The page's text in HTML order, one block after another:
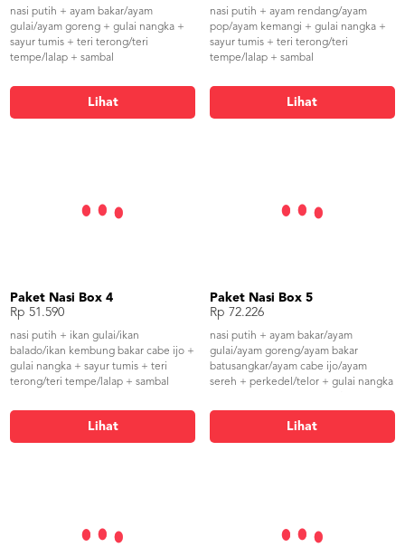
nasi putih + ayam bakar/ayam
gulai/ayam goreng + gulai nangka +
sayur tumis + teri terong/teri
tempe/lalap + sambal
Lihat
nasi putih + ayam rendang/ayam
pop/ayam kemangi + gulai nangka +
sayur tumis + teri terong/teri
tempe/lalap + sambal
Lihat
Paket Nasi Box 4
Rp 51.590
nasi putih + ikan gulai/ikan
balado/ikan kembung bakar cabe ijo +
gulai nangka + sayur tumis + teri
terong/teri tempe/lalap + sambal
Lihat
Paket Nasi Box 5
Rp 72.226
nasi putih + ayam bakar/ayam
gulai/ayam goreng/ayam bakar
batusangkar/ayam cabe ijo/ayam
sereh + perkedel/telor + gulai nangka
tempe/lalap + sambal
Lihat